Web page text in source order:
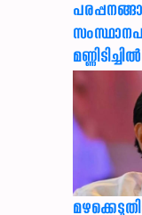
മണ്ണിടിച്ചില്‍